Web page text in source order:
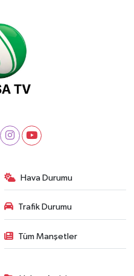
Hava Durumu
Trafik Durumu
Tüm Manşetler